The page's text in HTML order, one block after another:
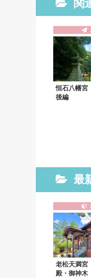
関
恒石八幡宮
後編
最
老松天満宮
殿・御神木